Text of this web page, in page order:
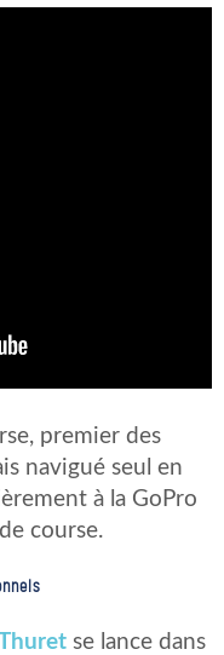
premier des
navigué seul en
à la GoPro
course.
se lance dans